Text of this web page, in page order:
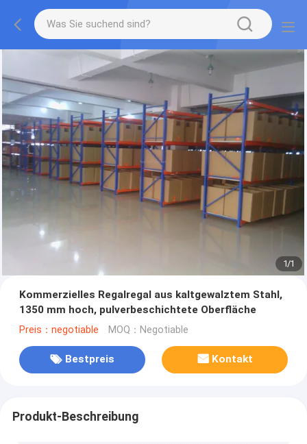
1/1
Kommerzielles Regalregal aus kaltgewalztem Stahl,
1350 mm hoch, pulverbeschichtete Oberfläche
Preis：negotiable MOQ：Negotiable
Bestpreis Kontakt
Produkt-Beschreibung